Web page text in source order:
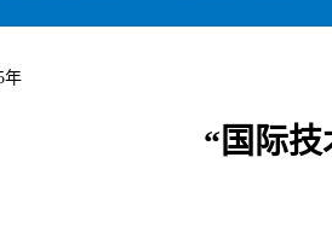
年
“国际